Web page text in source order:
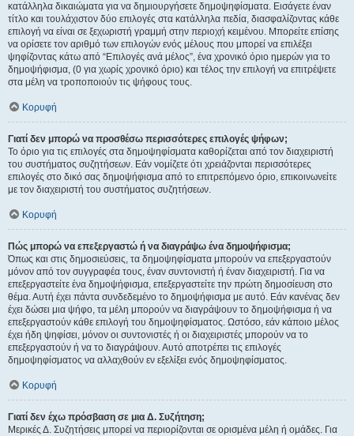
κατάλληλα δικαιώματα για να δημιουργήσετε δημοψηφίσματα. Εισάγετε έναν
τίτλο και τουλάχιστον δύο επιλογές στα κατάλληλα πεδία, διασφαλίζοντας κάθε
επιλογή να είναι σε ξεχωριστή γραμμή στην περιοχή κειμένου. Μπορείτε επίσης
να ορίσετε τον αριθμό των επιλογών ενός μέλους που μπορεί να επιλέξει
ψηφίζοντας κάτω από “Επιλογές ανά μέλος”, ένα χρονικό όριο ημερών για το
δημοψήφισμα, (0 για χωρίς χρονικό όριο) και τέλος την επιλογή να επιτρέψετε
στα μέλη να τροποποιούν τις ψήφους τους.
Κορυφή
Γιατί δεν μπορώ να προσθέσω περισσότερες επιλογές ψήφων;
Το όριο για τις επιλογές στα δημοψηφίσματα καθορίζεται από τον διαχειριστή
του συστήματος συζητήσεων. Εάν νομίζετε ότι χρειάζονται περισσότερες
επιλογές στο δικό σας δημοψήφισμα από το επιτρεπόμενο όριο, επικοινωνείτε
με τον διαχειριστή του συστήματος συζητήσεων.
Κορυφή
Πώς μπορώ να επεξεργαστώ ή να διαγράψω ένα δημοψήφισμα;
Όπως και στις δημοσιεύσεις, τα δημοψηφίσματα μπορούν να επεξεργαστούν
μόνον από τον συγγραφέα τους, έναν συντονιστή ή έναν διαχειριστή. Για να
επεξεργαστείτε ένα δημοψήφισμα, επεξεργαστείτε την πρώτη δημοσίευση στο
θέμα. Αυτή έχει πάντα συνδεδεμένο το δημοψήφισμα με αυτό. Εάν κανένας δεν
έχει δώσει μια ψήφο, τα μέλη μπορούν να διαγράψουν το δημοψήφισμα ή να
επεξεργαστούν κάθε επιλογή του δημοψηφίσματος. Ωστόσο, εάν κάποιο μέλος
έχει ήδη ψηφίσει, μόνον οι συντονιστές ή οι διαχειριστές μπορούν να το
επεξεργαστούν ή να το διαγράψουν. Αυτό αποτρέπει τις επιλογές
δημοψηφίσματος να αλλαχθούν εν εξελίξει ενός δημοψηφίσματος.
Κορυφή
Γιατί δεν έχω πρόσβαση σε μια Δ. Συζήτηση;
Μερικές Δ. Συζητήσεις μπορεί να περιορίζονται σε ορισμένα μέλη ή ομάδες. Για